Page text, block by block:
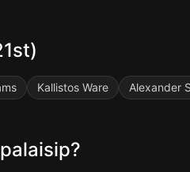
Kallistos Ware Alexander